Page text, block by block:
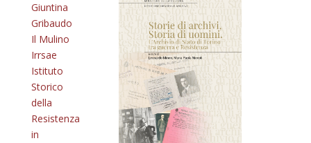
Giuntina
Gribaudo
Il Mulino
Irrsae
Istituto
Storico
della
Resistenza
in